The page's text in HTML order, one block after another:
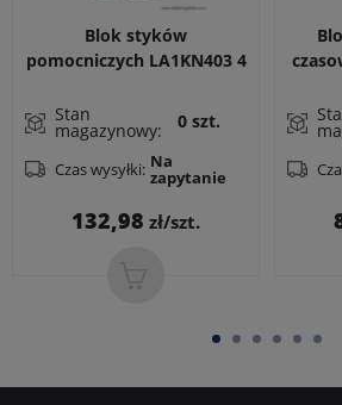
Blok styków
pomocniczych LA1KN403 4
sprężynowe
Stan
magazynowy: 0 szt.
Czas wysyłki: Na
zapytanie
Cena
132,98 zł/szt.